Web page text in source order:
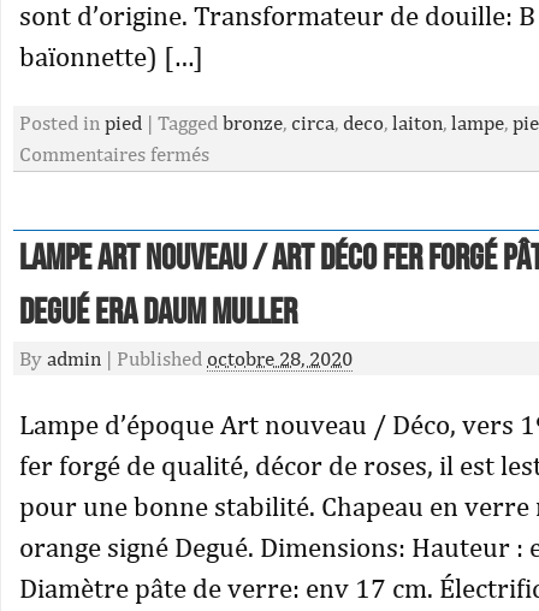
sont d’origine. Transformateur de douille:
baïonnette) […]
Posted in pied | Tagged bronze, circa, deco, laiton, lampe,
Commentaires fermés
Lampe Art nouveau / Art déco fer forgé
Degué ERA Daum Muller
By admin | Published octobre 28, 2020
Lampe d’époque Art nouveau / Déco, vers
fer forgé de qualité, décor de roses, il est
pour une bonne stabilité. Chapeau en
orange signé Degué. Dimensions: Hauteur :
Diamètre pâte de verre: env 17 cm.